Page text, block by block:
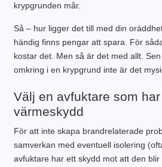
krypgrunden mår.
Så – hur ligger det till med din
händig finns pengar att spara. För
kostar det. Men så är det med allt.
omkring i en krypgrund inte är det
Välj en avfuktare som
värmeskydd
För att inte skapa brandrelaterade
samverkan med eventuell isolering
avfuktare har ett skydd mot att den